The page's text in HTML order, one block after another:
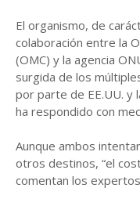
El organismo, de
colaboración entre la
(OMC) y la agencia
surgida de los
por parte de EE.UU. y
ha respondido con
Aunque ambos
otros destinos, “el
comentan los